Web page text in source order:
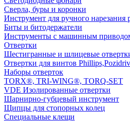
Сверла, буры и коронки
Инструмент для ручного нарезания
Биты и битодержатели
Инструменты с машинным
Отвертки
Шестигранные и шлицевые
Отвертки для винтов Phillips,Pozidriv
Наборы отверток
TORX®, TRI-WING®, TORQ-SET
VDE Изолированные отвертки
Шарнирно-губцевый инструмент
Щипцы для стопорных колец
Специальные клещи